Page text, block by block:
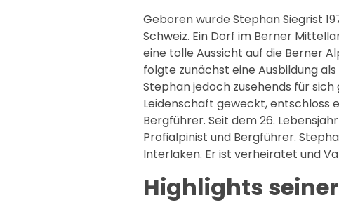
Geboren wurde Stephan Siegrist
Schweiz. Ein Dorf im Berner
eine tolle Aussicht auf die Berner
folgte zunächst eine Ausbildung
Stephan jedoch zusehends für
Leidenschaft geweckt, entschloss
Bergführer. Seit dem 26.
Profialpinist und Bergführer.
Interlaken. Er ist verheiratet und
Highlights